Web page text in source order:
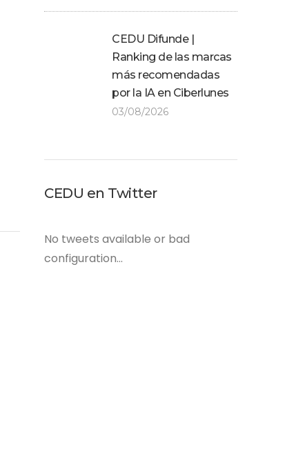
CEDU Difunde |
Ranking de las marcas
más recomendadas
por la IA en Ciberlunes
03/08/2026
CEDU en Twitter
No tweets available or bad
configuration...